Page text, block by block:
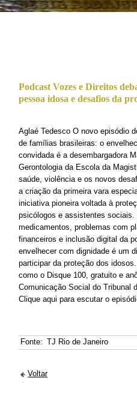
Podcast Vozes e Direitos
pessoa idosa e desafios da
Podcast Vozes e
Aglaé Tedesco O novo episódio
de famílias brasileiras: o
convidada é a desembargadora
Gerontologia da Escola da
saúde, violência e os novos
a criação da primeira vara
iniciativa pioneira voltada à
psicólogos e assistentes
medicamentos, problemas com
financeiros e inclusão digital da
envelhecer com dignidade é um
participar da proteção dos
como o Disque 100, gratuito e
Comunicação Social do
Clique aqui para escutar o
Fonte: TJ Rio de Janeiro
Voltar